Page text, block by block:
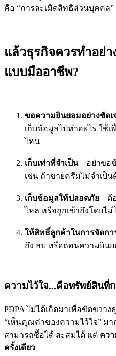
คือ “การละเมิดสิทธิส่วนบุคคล”
แล้วธุรกิจควรทำอย่า
แบบมืออาชีพ?
ขอความยินยอมอย่างชัดเ
เก็บข้อมูลไปทำอะไร ใช้เ
ไหน
เก็บเท่าที่จำเป็น– อย่าขอ
เช่น ถ้าขายครีมไม่จำเป็
เก็บข้อมูลให้ปลอดภัย – ต้
ไหล หรือถูกเข้าถึงโดยไ
ให้สิทธิ์ลูกค้าในการจัดกา
ถึง ลบ หรือถอนความยินย
ความไว้ใจ...คือทรัพย์สินที่
PDPA ไม่ได้เกิดมาเพื่อขัดขวา
“เห็นคุณค่าของความไว้ใจ” ม
สามารถซื้อได้ สะสมได้ แต่ คว
ครั้งเดียว